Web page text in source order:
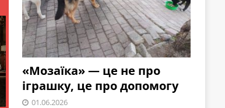
«Мозаїка» — це не про
іграшку, це про допомогу
01.06.2026